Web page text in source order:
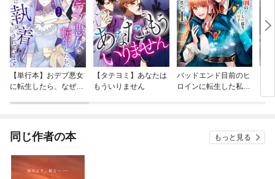
【単行本】おデブ悪女
に転生したら、なぜか
【タテヨミ】あなたは
もういりません
バッドエンド目前のヒ
ロインに転生した私、
同じ作者の本 もっと見る